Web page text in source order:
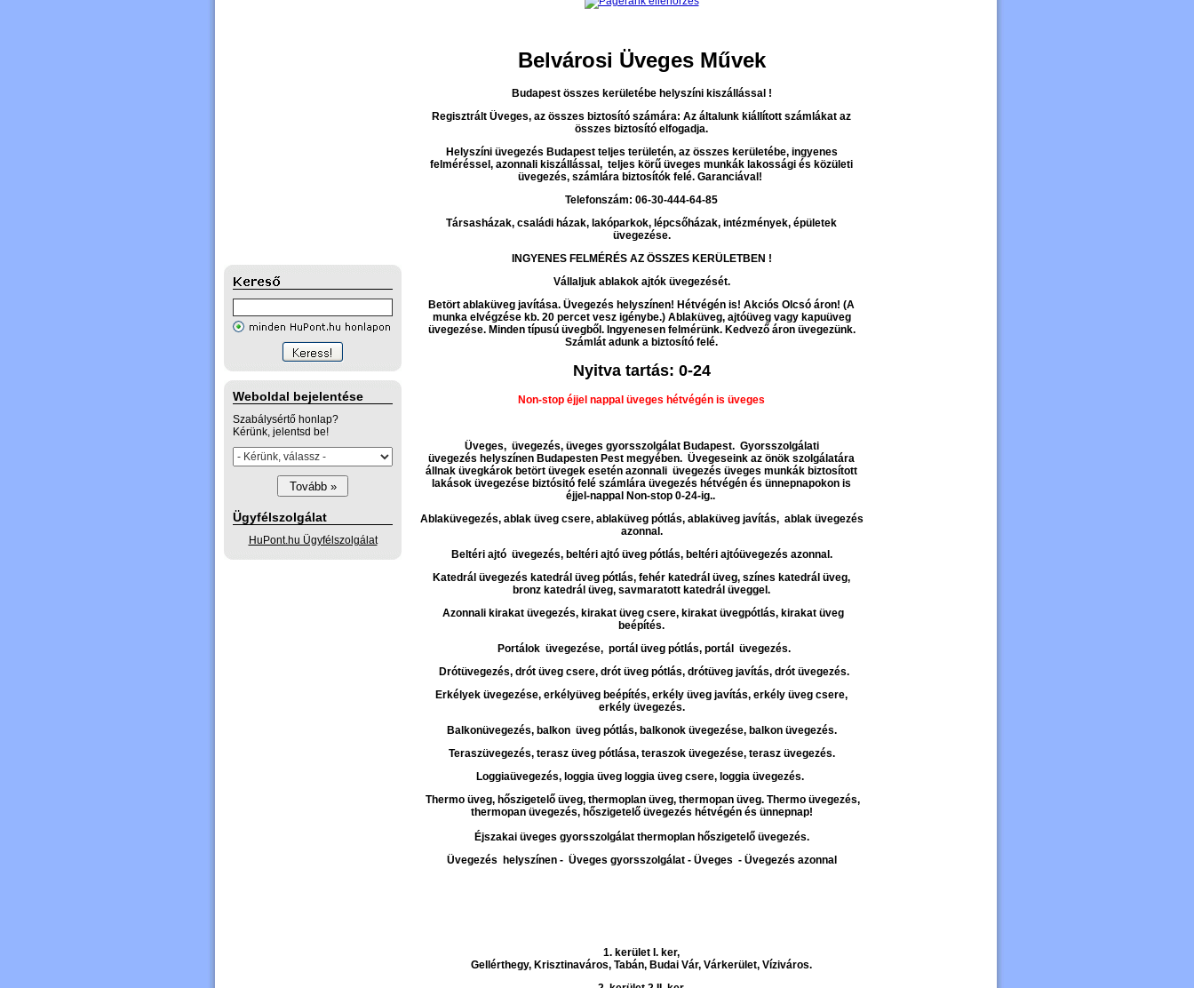
Weboldal bejelentése
Szabálysértő honlap?
Kérünk, jelentsd be!
Ügyfélszolgálat
HuPont.hu Ügyfélszolgálat
Belvárosi Üveges Művek
Budapest összes kerületébe helyszíni kiszállással !
Regisztrált Üveges, az összes biztosító számára: Az általunk kiállított számlákat az
összes biztosító elfogadja.
Helyszíni üvegezés Budapest teljes területén, az összes kerületébe, ingyenes
felméréssel, azonnali kiszállással, teljes körű üveges munkák lakossági és közületi
üvegezés, számlára biztosítók felé. Garanciával!
Telefonszám: 06-30-444-64-85
Társasházak, családi házak, lakóparkok, lépcsőházak, intézmények, épületek
üvegezése.
INGYENES FELMÉRÉS AZ ÖSSZES KERÜLETBEN !
Vállaljuk ablakok ajtók üvegezését.
Betört ablaküveg javítása. Üvegezés helyszínen! Hétvégén is! Akciós Olcsó áron! (A
munka elvégzése kb. 20 percet vesz igénybe.) Ablaküveg, ajtóüveg vagy kapuüveg
üvegezése. Minden típusú üvegből. Ingyenesen felmérünk. Kedvező áron üvegezünk.
Számlát adunk a biztosító felé.
Nyitva tartás: 0-24
Non-stop éjjel nappal üveges hétvégén is üveges
Üveges, üvegezés, üveges gyorsszolgálat Budapest. Gyorsszolgálati
üvegezés helyszínen Budapesten Pest megyében. Üvegeseink az önök szolgálatára
állnak üvegkárok betört üvegek esetén azonnali üvegezés üveges munkák biztosított
lakások üvegezése biztósitó felé számlára üvegezés hétvégén és ünnepnapokon is
éjjel-nappal Non-stop 0-24-ig..
Ablaküvegezés, ablak üveg csere, ablaküveg pótlás, ablaküveg javítás, ablak üvegezés
azonnal.
Beltéri ajtó üvegezés, beltéri ajtó üveg pótlás, beltéri ajtóüvegezés azonnal.
Katedrál üvegezés katedrál üveg pótlás, fehér katedrál üveg, színes katedrál üveg,
bronz katedrál üveg, savmaratott katedrál üveggel.
Azonnali kirakat üvegezés, kirakat üveg csere, kirakat üvegpótlás, kirakat üveg
beépítés.
Portálok üvegezése, portál üveg pótlás, portál üvegezés.
Drótüvegezés, drót üveg csere, drót üveg pótlás, drótüveg javítás, drót üvegezés.
Erkélyek üvegezése, erkélyüveg beépítés, erkély üveg javítás, erkély üveg csere,
erkély üvegezés.
Balkonüvegezés, balkon üveg pótlás, balkonok üvegezése, balkon üvegezés.
Teraszüvegezés, terasz üveg pótlása, teraszok üvegezése, terasz üvegezés.
Loggiaüvegezés, loggia üveg loggia üveg csere, loggia üvegezés.
Thermo üveg, hőszigetelő üveg, thermoplan üveg, thermopan üveg. Thermo üvegezés,
thermopan üvegezés, hőszigetelő üvegezés hétvégén és ünnepnap!
Éjszakai üveges gyorsszolgálat thermoplan hőszigetelő üvegezés.
Üvegezés helyszínen - Üveges gyorsszolgálat - Üveges - Üvegezés azonnal
1. kerület I. ker,
Gellérthegy, Krisztinaváros, Tabán, Budai Vár, Várkerület, Víziváros.